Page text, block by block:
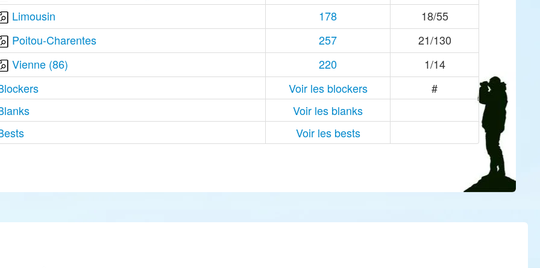
Limousin
178
18/55
Poitou-Charentes
257
21/130
Vienne (86)
220
1/14
Voir les blockers
#
Voir les blanks
Voir les bests